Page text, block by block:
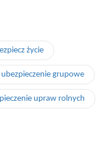
życie
ubezpieczenie grupowe
upraw rolnych